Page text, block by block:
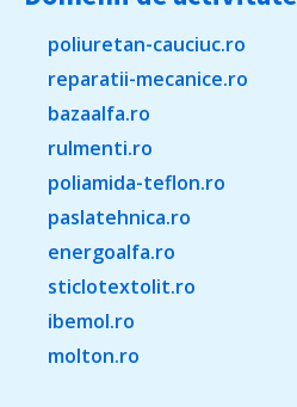
poliuretan-cauciuc.ro
reparatii-mecanice.ro
bazaalfa.ro
rulmenti.ro
poliamida-teflon.ro
paslatehnica.ro
energoalfa.ro
sticlotextolit.ro
ibemol.ro
molton.ro